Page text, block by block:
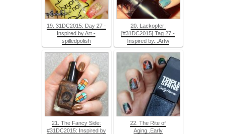
19. 31DC2015: Day 27 -
Inspired by Art -
spilledpolish
20. Lackopfer:
[#31DC2015] Tag 27 -
Inspired by...Artw
21. The Fancy Side:
#31DC2015: Inspired by
22. The Rite of
Aging..Early